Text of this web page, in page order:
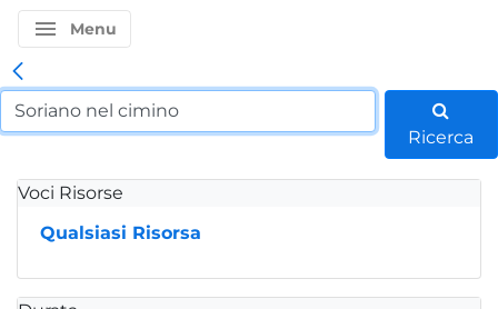
menu Menu
Ricerca
Voci Risorse
Qualsiasi Risorsa